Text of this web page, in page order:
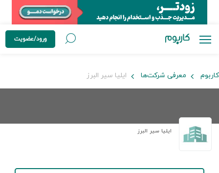
ورود/عضویت
کاربوم معرفی شرکت‌ها ایلیا سیر البرز
ایلیا سیر البرز